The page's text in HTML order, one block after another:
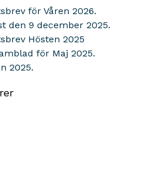
för Våren 2026.
den 9 december 2025.
Hösten 2025
för Maj 2025.
2025.